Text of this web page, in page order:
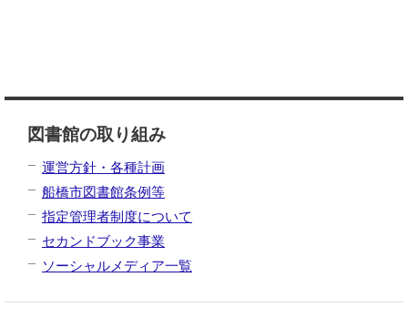
図書館の取り組み
運営方針・各種計画
船橋市図書館条例等
指定管理者制度について
セカンドブック事業
ソーシャルメディア一覧